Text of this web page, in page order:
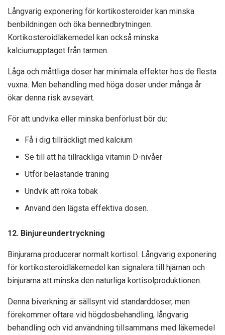
Långvarig exponering för kortikosteroider kan minska
benbildningen och öka bennedbrytningen.
Kortikosteroidläkemedel kan också minska
kalciumupptaget från tarmen.
Låga och måttliga doser har minimala effekter hos de flesta
vuxna. Men behandling med höga doser under många år
ökar denna risk avsevärt.
För att undvika eller minska benförlust bör du:
Få i dig tillräckligt med kalcium
Se till att ha tillräckliga vitamin D-nivåer
Utför belastande träning
Undvik att röka tobak
Använd den lägsta effektiva dosen.
12. Binjureundertryckning
Binjurarna producerar normalt kortisol. Långvarig exponering
för kortikosteroidläkemedel kan signalera till hjärnan och
binjurarna att minska den naturliga kortisolproduktionen.
Denna biverkning är sällsynt vid standarddoser, men
förekommer oftare vid högdosbehandling, långvarig
behandling och vid användning tillsammans med läkemedel